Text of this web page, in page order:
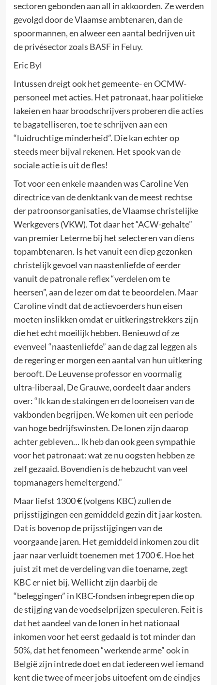
sectoren gebonden aan all in akkoorden. Ze werden
gevolgd door de Vlaamse ambtenaren, dan de
spoormannen, en alweer een aantal bedrijven uit
de privésector zoals BASF in Feluy.
Eric Byl
Intussen dreigt ook het gemeente- en OCMW-
personeel met acties. Het patronaat, haar politieke
lakeien en haar broodschrijvers proberen die acties
te bagatelliseren, toe te schrijven aan een
“luidruchtige minderheid”. Die kan echter op
steeds meer bijval rekenen. Het spook van de
sociale actie is uit de fles!
Tot voor een enkele maanden was Caroline Ven
directrice van de denktank van de meest rechtse
der patroonsorganisaties, de Vlaamse christelijke
Werkgevers (VKW). Tot daar het “ACW-gehalte”
van premier Leterme bij het selecteren van diens
topambtenaren. Is het vanuit een diep gezonken
christelijk gevoel van naastenliefde of eerder
vanuit de patronale reflex “verdelen om te
heersen”, aan de lezer om dat te beoordelen. Maar
Caroline vindt dat de actievoerders hun eisen
moeten inslikken omdat er uitkeringstrekkers zijn
die het echt moeilijk hebben. Benieuwd of ze
evenveel “naastenliefde” aan de dag zal leggen als
de regering er morgen een aantal van hun uitkering
berooft. De Leuvense professor en voormalig
ultra-liberaal, De Grauwe, oordeelt daar anders
over: “Ik kan de stakingen en de looneisen van de
vakbonden begrijpen. We komen uit een periode
van hoge bedrijfswinsten. De lonen zijn daarop
achter gebleven… Ik heb dan ook geen sympathie
voor het patronaat: wat ze nu oogsten hebben ze
zelf gezaaid. Bovendien is de hebzucht van veel
topmanagers hemeltergend.”
Maar liefst 1300 € (volgens KBC) zullen de
prijsstijgingen een gemiddeld gezin dit jaar kosten.
Dat is bovenop de prijsstijgingen van de
voorgaande jaren. Het gemiddeld inkomen zou dit
jaar naar verluidt toenemen met 1700 €. Hoe het
juist zit met de verdeling van die toename, zegt
KBC er niet bij. Wellicht zijn daarbij de
“beleggingen” in KBC-fondsen inbegrepen die op
de stijging van de voedselprijzen speculeren. Feit is
dat het aandeel van de lonen in het nationaal
inkomen voor het eerst gedaald is tot minder dan
50%, dat het fenomeen “werkende arme” ook in
België zijn intrede doet en dat iedereen wel iemand
kent die twee of meer jobs uitoefent om de eindjes